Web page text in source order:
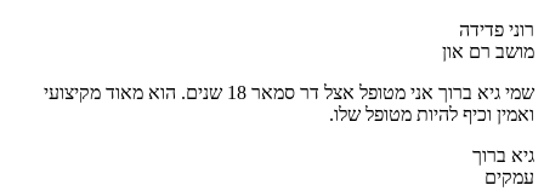
רוני פדידה
מושב רם און
שמי גיא ברוך אני מטופל אצל דר סמאר 18 שנים. הוא מאוד מקיצועי
ואמין וכיף להיות מטופל שלו.
גיא ברוך
עמקים